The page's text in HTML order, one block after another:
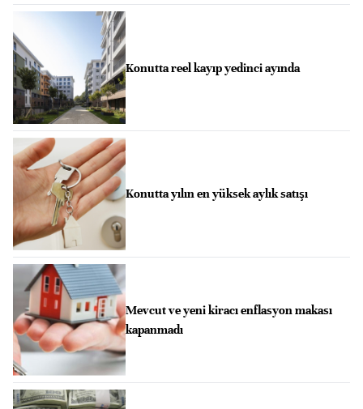
Konutta reel kayıp yedinci ayında
Konutta yılın en yüksek aylık satışı
Mevcut ve yeni kiracı enflasyon makası
kapanmadı